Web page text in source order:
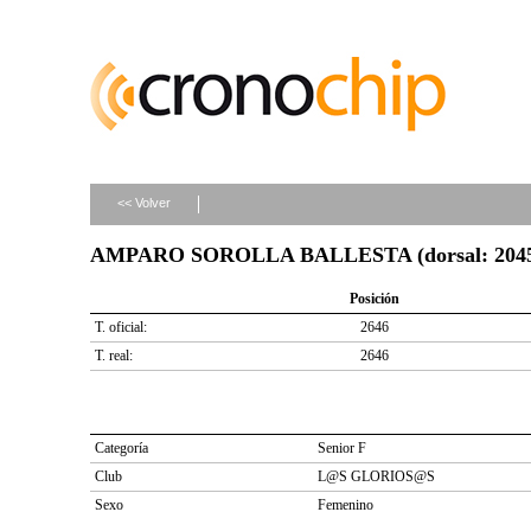
<< Volver
AMPARO SOROLLA BALLESTA (dorsal:
Posición
T. oficial:
2646
T. real:
2646
Categoría
Senior F
Club
L@S GLORIOS@S
Sexo
Femenino